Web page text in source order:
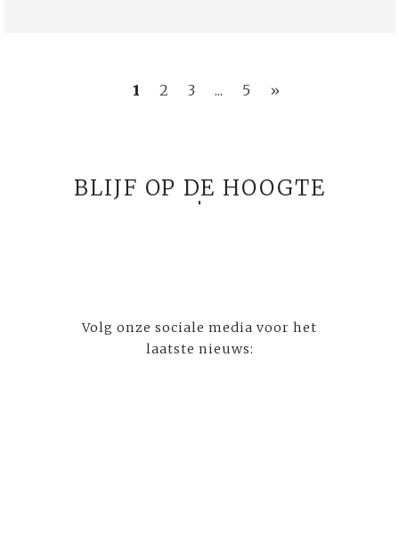
1 2 3 ... 5 »
BLIJF OP DE HOOGTE
Volg onze sociale media voor het
laatste nieuws: